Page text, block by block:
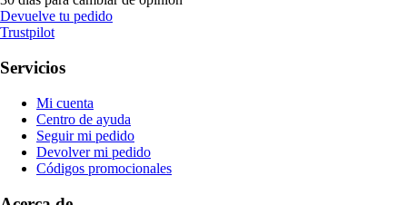
Devuelve tu pedido
Trustpilot
Servicios
Mi cuenta
Centro de ayuda
Seguir mi pedido
Devolver mi pedido
Códigos promocionales